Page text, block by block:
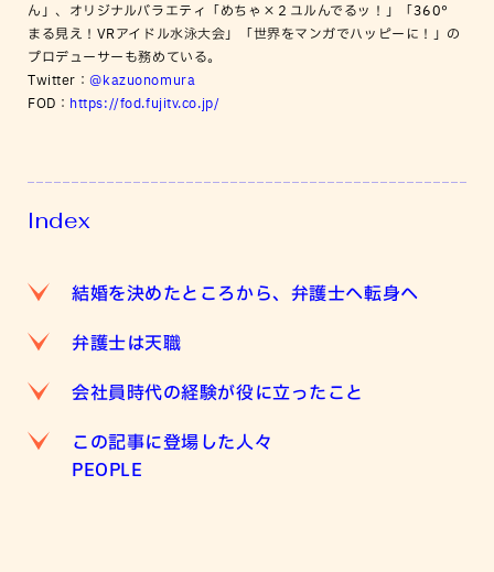
ん」、オリジナルバラエティ「めちゃ×２ユルんでるッ！」「360°
まる見え！VRアイドル水泳大会」「世界をマンガでハッピーに！」の
プロデューサーも務めている。
Twitter：@kazuonomura
FOD： https://fod.fujitv.co.jp/
Index
結婚を決めたところから、弁護士へ転身へ
弁護士は天職
会社員時代の経験が役に立ったこと
この記事に登場した人々
PEOPLE